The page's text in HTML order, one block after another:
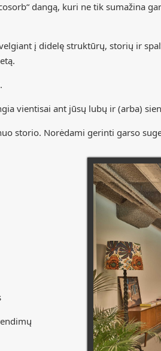
dangą, kuri ne tik sumažina
į didelę struktūrų, storių ir
vientisai ant jūsų lubų ir (arba)
storio. Norėdami gerinti garso